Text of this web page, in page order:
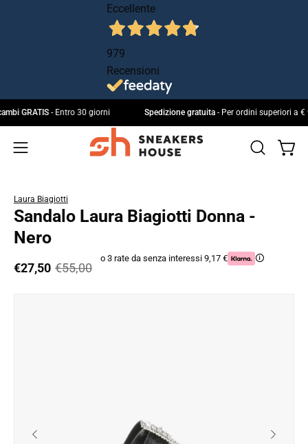
Eccellente
979
Recensioni
cambi GRATIS- Entro 30 giorni Spedizione gratuita- Per ordini superiori
Apri
navigazione
Apri
Apri
Laura Biagiotti
Sandalo Laura Biagiotti Donna -
Nero
€27,50 €55,00
o 3 rate da senza interessi 9,17 € 🛈